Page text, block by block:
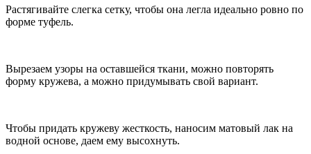
Растягивайте слегка сетку, чтобы она легла идеально ровно по
форме туфель.
Вырезаем узоры на оставшейся ткани, можно повторять
форму кружева, а можно придумывать свой вариант.
Чтобы придать кружеву жесткость, наносим матовый лак на
водной основе, даем ему высохнуть.